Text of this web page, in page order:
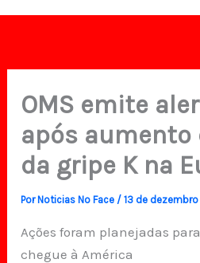
OMS emite
após aumento
da gripe K na
PorNoticias No Face /13 de
Ações foram planejadas
chegue à América